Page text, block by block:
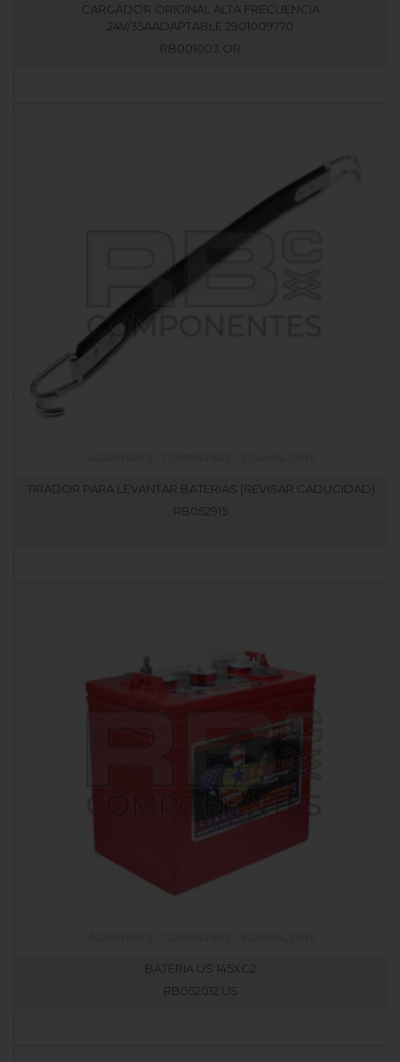
CARGADOR ORIGINAL ALTA FRECUENCIA
24V/35AADAPTABLE 2901009770
RB001003.OR
TIRADOR PARA LEVANTAR BATERIAS (REVISAR CADUCIDAD)
RB052915
BATERIA US 145XC2
RB052012.US